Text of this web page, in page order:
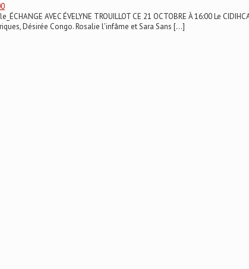
AVEC ÉVELYNE TROUILLOT CE 21 OCTOBRE À 16:00 Le
Désirée Congo. Rosalie l’infâme et Sara Sans […]